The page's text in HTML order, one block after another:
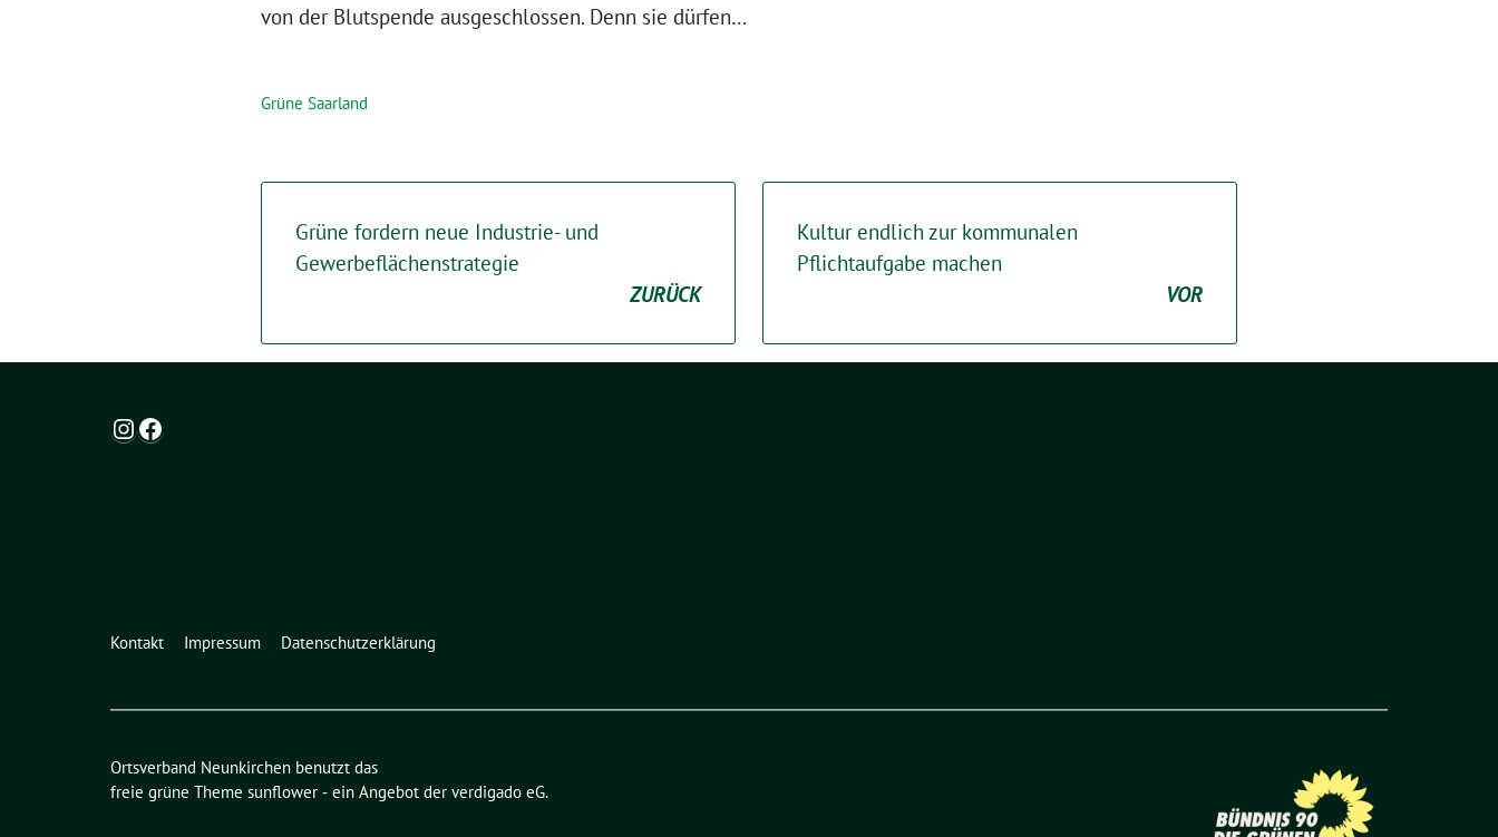
von der Blutspende ausgeschlossen. Denn sie dürfen…
Grüne Saarland
Grüne fordern neue Industrie- und
Gewerbeflächenstrategie
ZURÜCK
Kultur endlich zur kommunalen
Pflichtaufgabe machen
VOR
Instagram
Facebook
Kontakt Impressum Datenschutzerklärung
Ortsverband Neunkirchen benutzt das
freie grüne Theme sunflower ‐ ein Angebot der verdigado eG.